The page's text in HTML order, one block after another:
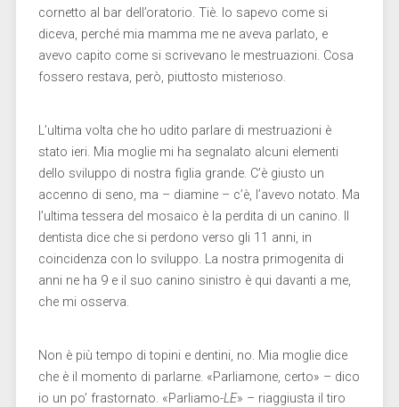
cornetto al bar dell’oratorio. Tiè. Io sapevo come si
diceva, perché mia mamma me ne aveva parlato, e
avevo capito come si scrivevano le mestruazioni. Cosa
fossero restava, però, piuttosto misterioso.
L’ultima volta che ho udito parlare di mestruazioni è
stato ieri. Mia moglie mi ha segnalato alcuni elementi
dello sviluppo di nostra figlia grande. C’è giusto un
accenno di seno, ma – diamine – c’è, l’avevo notato. Ma
l’ultima tessera del mosaico è la perdita di un canino. Il
dentista dice che si perdono verso gli 11 anni, in
coincidenza con lo sviluppo. La nostra primogenita di
anni ne ha 9 e il suo canino sinistro è qui davanti a me,
che mi osserva.
Non è più tempo di topini e dentini, no. Mia moglie dice
che è il momento di parlarne. «Parliamone, certo» – dico
io un po’ frastornato. «Parliamo-LE» – riaggiusta il tiro